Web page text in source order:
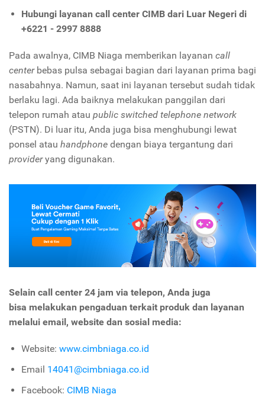
Hubungi layanan call center CIMB dari Luar Negeri di
+6221 - 2997 8888
Pada awalnya, CIMB Niaga memberikan layanan call
centerbebas pulsa sebagai bagian dari layanan prima bagi
nasabahnya. Namun, saat ini layanan tersebut sudah tidak
berlaku lagi. Ada baiknya melakukan panggilan dari
telepon rumah atau public switched telephone network
(PSTN). Di luar itu, Anda juga bisa menghubungi lewat
ponsel atau handphone dengan biaya tergantung dari
provideryang digunakan.
Selain call center 24 jam via telepon, Anda juga
bisa melakukan pengaduan terkait produk dan layanan
melalui email, website dan sosial media:
Website: www.cimbniaga.co.id
Email 14041@cimbniaga.co.id
Facebook: CIMB Niaga